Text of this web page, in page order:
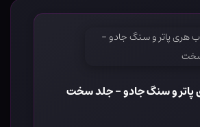
پاتر و سنگ جادو - جلد سخت